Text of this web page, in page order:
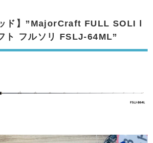
ッド】”MajorCraft FULL SOLI l
ト フルソリ FSLJ-64ML”